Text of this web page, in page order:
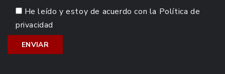
He leído y estoy de acuerdo con la Política de
privacidad